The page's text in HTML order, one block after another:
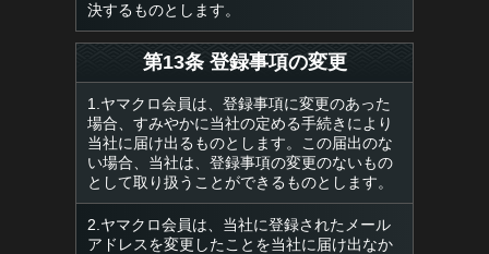
決するものとします。
第13条 登録事項の変更
1.ヤマクロ会員は、登録事項に変更のあった
場合、すみやかに当社の定める手続きにより
当社に届け出るものとします。この届出のな
い場合、当社は、登録事項の変更のないもの
として取り扱うことができるものとします。
2.ヤマクロ会員は、当社に登録されたメール
アドレスを変更したことを当社に届け出なか